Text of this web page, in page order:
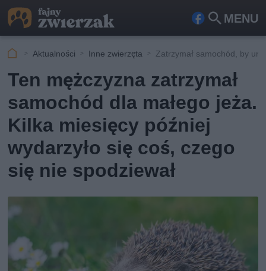
MENU
Fa
ceb
ook
Szu
Aktualności Inne zwierzęta Zatrzymał samochód, by
Ten mężczyzna zatrzymał
samochód dla małego jeża.
Kilka miesięcy później
wydarzyło się coś, czego
się nie spodziewał